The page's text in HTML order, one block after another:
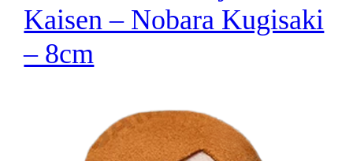
Kaisen – Nobara Kugisaki
– 8cm